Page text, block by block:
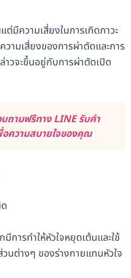
มีความเสี่ยงในการเกิดภาวะ
ามเสี่ยงของการผ่าตัดและการ
วจะขึ้นอยู่กับการผ่าตัดเปิด
ถามฟรีทาง LINE รับคำ
ความสบายใจของคุณ
การทำให้หัวใจหยุดเต้นและใช้
นต่างๆ ของร่างกายแทนหัวใจ